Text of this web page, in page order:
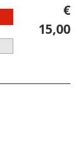
€
15,00